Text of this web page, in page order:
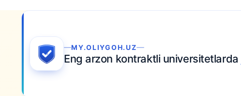
MY.OLIYGOH.UZ
Eng arzon kontraktli universitetlarda